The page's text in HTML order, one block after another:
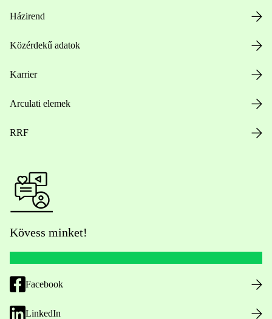
Házirend
Közérdekű adatok
Karrier
Arculati elemek
RRF
Kövess minket!
Facebook
LinkedIn